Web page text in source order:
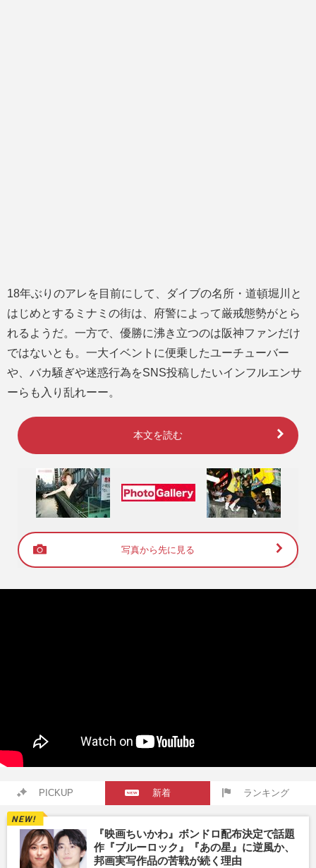
18年ぶりのアレを目前にして、ダイブの名所・道頓堀川と
はじめとするミナミの街は、府警によって厳戒態勢がとら
れるようだ。一方で、優勝に沸き立つのは阪神ファンだけ
ではないとも。一大イベントに便乗したユーチューバー
や、バカ騒ぎや迷惑行為をSNS投稿したいインフルエンサ
ーらも入り乱れーー。
本文を読む
写真から先に見る
PICKUP 新着 ランキング
『映画ちいかわ』ボンドロ配布決定で話題
作『ブルーロック』『あの星』に逆風か、
邦画実写作品の苦戦が続く理由